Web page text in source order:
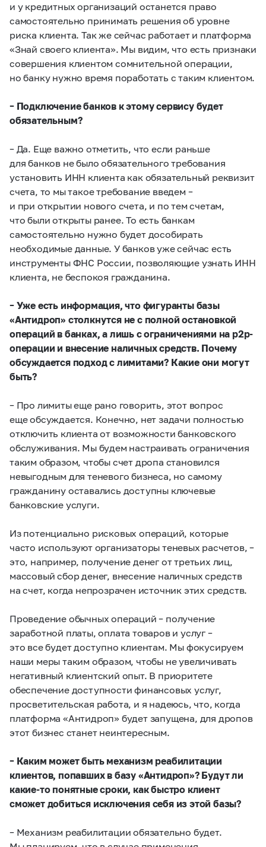
и у кредитных организаций останется право
самостоятельно принимать решения об уровне
риска клиента. Так же сейчас работает и платформа
«Знай своего клиента». Мы видим, что есть признаки
совершения клиентом сомнительной операции,
но банку нужно время поработать с таким клиентом.
– Подключение банков к этому сервису будет
обязательным?
– Да. Еще важно отметить, что если раньше
для банков не было обязательного требования
установить ИНН клиента как обязательный реквизит
счета, то мы такое требование введем –
и при открытии нового счета, и по тем счетам,
что были открыты ранее. То есть банкам
самостоятельно нужно будет дособирать
необходимые данные. У банков уже сейчас есть
инструменты ФНС России, позволяющие узнать ИНН
клиента, не беспокоя гражданина.
– Уже есть информация, что фигуранты базы
«Антидроп» столкнутся не с полной остановкой
операций в банках, а лишь с ограничениями на p2p-
операции и внесение наличных средств. Почему
обсуждается подход с лимитами? Какие они могут
быть?
– Про лимиты еще рано говорить, этот вопрос
еще обсуждается. Конечно, нет задачи полностью
отключить клиента от возможности банковского
обслуживания. Мы будем настраивать ограничения
таким образом, чтобы счет дропа становился
невыгодным для теневого бизнеса, но самому
гражданину оставались доступны ключевые
банковские услуги.
Из потенциально рисковых операций, которые
часто используют организаторы теневых расчетов, –
это, например, получение денег от третьих лиц,
массовый сбор денег, внесение наличных средств
на счет, когда непрозрачен источник этих средств.
Проведение обычных операций – получение
заработной платы, оплата товаров и услуг –
это все будет доступно клиентам. Мы фокусируем
наши меры таким образом, чтобы не увеличивать
негативный клиентский опыт. В приоритете
обеспечение доступности финансовых услуг,
просветительская работа, и я надеюсь, что, когда
платформа «Антидроп» будет запущена, для дропов
этот бизнес станет неинтересным.
– Каким может быть механизм реабилитации
клиентов, попавших в базу «Антидроп»? Будут ли
какие-то понятные сроки, как быстро клиент
сможет добиться исключения себя из этой базы?
– Механизм реабилитации обязательно будет.